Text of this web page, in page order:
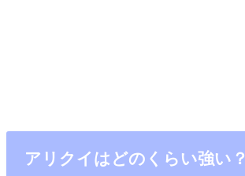
アリクイはどのくらい強い？